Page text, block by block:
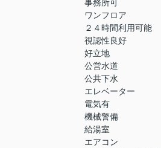
事務所可
ワンフロア
２４時間利用可能
視認性良好
好立地
公営水道
公共下水
エレベーター
電気有
機械警備
給湯室
エアコン